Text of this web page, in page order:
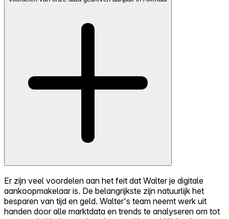
Er zijn veel voordelen aan het feit dat Walter je digitale
aankoopmakelaar is. De belangrijkste zijn natuurlijk het
besparen van tijd en geld. Walter's team neemt werk uit
handen door alle marktdata en trends te analyseren om tot